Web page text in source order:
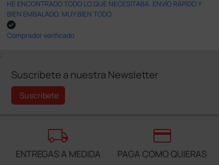
HE ENCONTRADO TODO LO QUE NECESITABA. ENVÍO RÁPIDO Y
BIEN EMBALADO. MUY BIEN TODO.
Comprador verificado
;
Suscríbete a nuestra Newsletter
Suscríbete
local_shipping
ENTREGAS A MEDIDA
credit_card
PAGA COMO QUIERAS